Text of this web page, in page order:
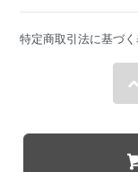
特定商取引法に基づく